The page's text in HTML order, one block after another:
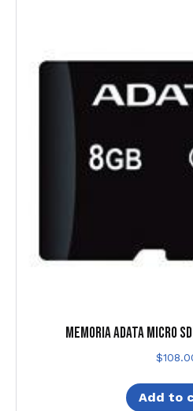
MEMORIA ADATA MICRO
$
Add to